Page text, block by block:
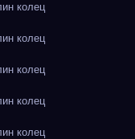
колец
колец
колец
колец
колец